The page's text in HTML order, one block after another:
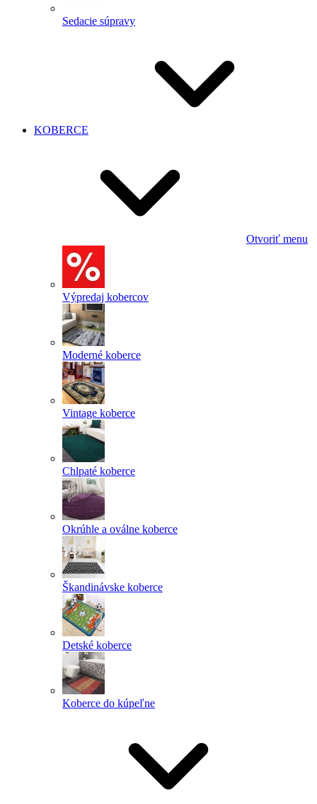
Sedacie súpravy
KOBERCE
Otvoriť menu
Výpredaj kobercov
Moderné koberce
Vintage koberce
Chlpaté koberce
Okrúhle a oválne koberce
Škandinávske koberce
Detské koberce
Koberce do kúpeľne